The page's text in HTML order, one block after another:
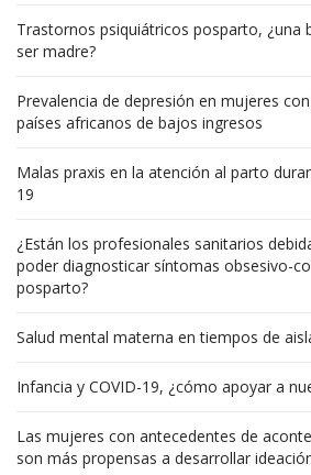
Trastornos psiquiátricos posparto, ¿una
ser madre?
Prevalencia de depresión en mujeres
países africanos de bajos ingresos
Malas praxis en la atención al parto
19
¿Están los profesionales sanitarios
poder diagnosticar síntomas obsesivo-
posparto?
Salud mental materna en tiempos de
Infancia y COVID-19, ¿cómo apoyar a
Las mujeres con antecedentes de
son más propensas a desarrollar